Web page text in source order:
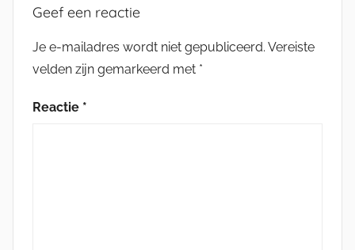
Geef een reactie
Je e-mailadres wordt niet gepubliceerd. Vereiste
velden zijn gemarkeerd met *
Reactie *